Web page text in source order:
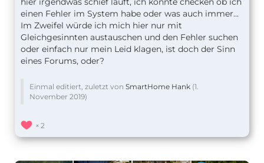
einen Fehler im System habe oder was auch immer...
Im Zweifel würde ich mich hier nur mit
Gleichgesinnten austauschen und den Fehler suchen
oder einfach nur mein Leid klagen, ist doch der Sinn
eines Forums, oder?
Einmal editiert, zuletzt von SmartHome Hank (1.
November 2019)
2